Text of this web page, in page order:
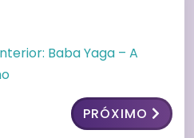
Baba Yaga – A
PRÓXIMO